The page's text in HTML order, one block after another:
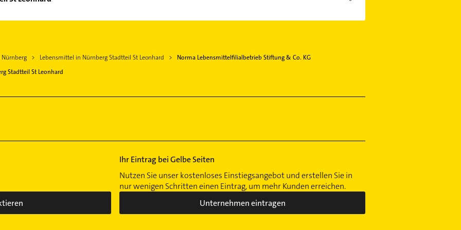
Lebensmittel in Nürnberg Stadtteil St Leonhard
Norma Lebensmittelfilialbetrieb Stiftung & Co. KG
Stadtteil St Leonhard
Ihr Eintrag bei Gelbe Seiten
Nutzen Sie unser kostenloses Einstiegsangebot und erstellen Sie in
nur wenigen Schritten einen Eintrag, um mehr Kunden erreichen.
Unternehmen eintragen